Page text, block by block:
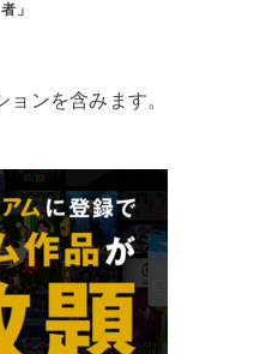
者」
ンを含みます。